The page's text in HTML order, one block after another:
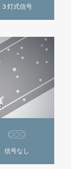
３灯式信号
信号なし